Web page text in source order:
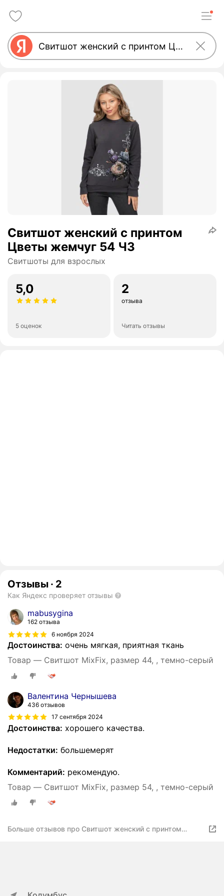
Свитшот женский с принтом
Цветы жемчуг 54 ЧЗ
Свитшоты для взрослых
5,0
5 оценок
2
отзыва
Читать отзывы
Отзывы · 2
Как Яндекс проверяет отзывы
mabusygina
162 отзыва
6 ноября 2024
Достоинства: очень мягкая, приятная ткань
Товар — Свитшот MixFix, размер 44, , темно-серый
Валентина Чернышева
436 отзывов
17 сентября 2024
Достоинства: хорошего качества.
Недостатки: большемерят
Комментарий: рекомендую.
Товар — Свитшот MixFix, размер 54, , темно-серый
Больше отзывов про Свитшот женский с принтом